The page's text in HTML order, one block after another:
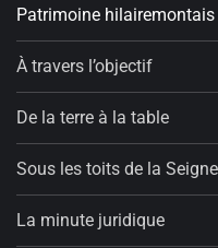
Patrimoine hilairemontais
À travers l’objectif
De la terre à la table
Sous les toits de la
La minute juridique